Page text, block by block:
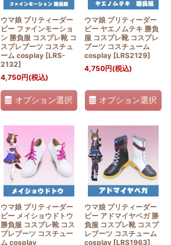
ウマ娘 プリティーダー
ビー ファインモーショ
ン 勝負服 コスプレ靴 コ
スプレブーツ コスチュ
ーム cosplay [LRS-
2132]
4,750円(税込)
オプション選択
ウマ娘 プリティーダー
ビー ヤエノムテキ 勝負
服 コスプレ靴 コスプレ
ブーツ コスチューム
cosplay [LRS2129]
4,750円(税込)
オプション選択
ウマ娘 プリティーダー
ビー メイショウドトウ
勝負服 コスプレ靴 コス
プレブーツ コスチュー
ム cosplay
ウマ娘 プリティーダー
ビー アドマイヤベガ 勝
負服 コスプレ靴 コスプ
レブーツ コスチューム
cosplay [LRS1963]